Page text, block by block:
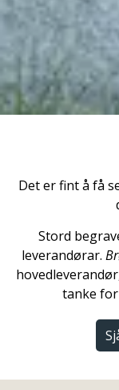
Det er fint å få
Stord
leverandørar.
tanke for